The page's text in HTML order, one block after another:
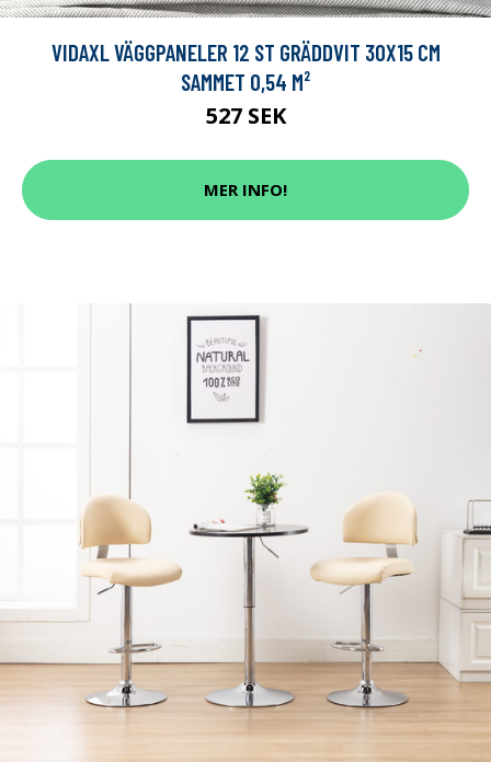
VIDAXL VÄGGPANELER 12 ST GRÄDDVIT 30X15 CM
SAMMET 0,54 M²
527 SEK
MER INFO!